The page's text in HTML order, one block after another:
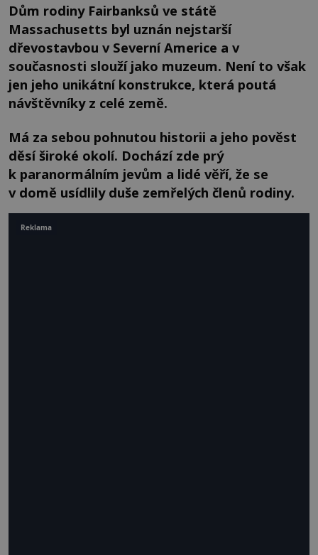
Dům rodiny Fairbanksů ve státě
Massachusetts byl uznán nejstarší
dřevostavbou v Severní Americe a v
současnosti slouží jako muzeum. Není to však
jen jeho unikátní konstrukce, která poutá
návštěvníky z celé země.
Má za sebou pohnutou historii a jeho pověst
děsí široké okolí. Dochází zde prý
k paranormálním jevům a lidé věří, že se
v domě usídlily duše zemřelých členů rodiny.
Reklama